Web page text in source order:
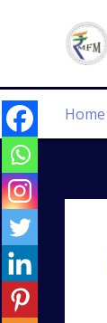
Home